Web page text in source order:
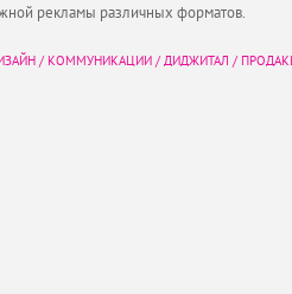
рекламы различных форматов.
/ КОММУНИКАЦИИ / ДИДЖИТАЛ /